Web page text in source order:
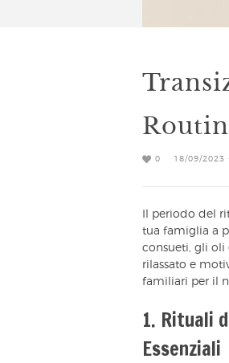
0 18/09/2023
Il periodo del
tua famiglia a
consueti, gli oli
rilassato e
familiari per il
1. Rituali
Essenziali